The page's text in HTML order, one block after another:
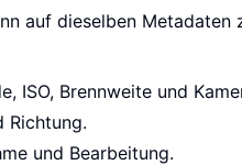
auf dieselben
ISO, Brennweite und
Richtung.
und Bearbeitung.